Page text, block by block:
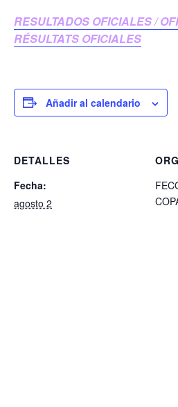
RESULTADOS OFICIALES /
RÉSULTATS OFICIALES
Añadir al calendario
DETALLES
Fecha:
agosto 2